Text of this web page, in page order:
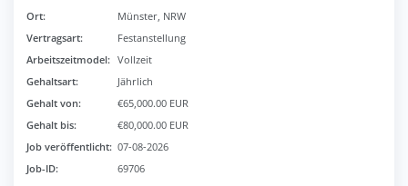
Ort:
Münster, NRW
Vertragsart:
Festanstellung
Arbeitszeitmodel: Vollzeit
Gehaltsart:
Jährlich
Gehalt von:
€65,000.00 EUR
Gehalt bis:
€80,000.00 EUR
Job veröffentlicht: 07-08-2026
Job-ID:
69706